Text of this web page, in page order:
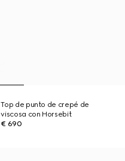
Top de punto de crepé de
viscosa con Horsebit
€ 690